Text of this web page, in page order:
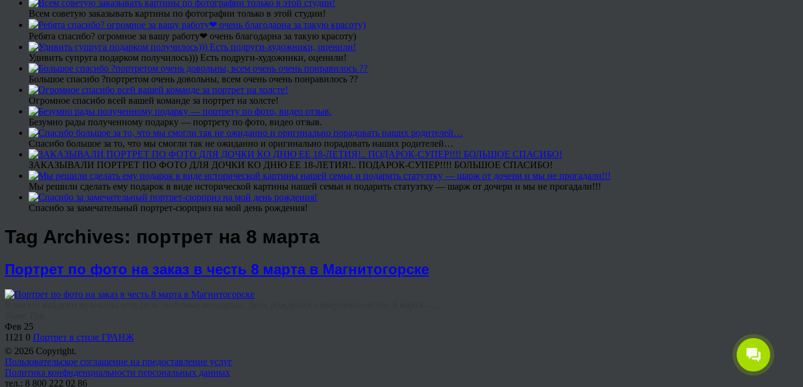
Всем советую заказывать картины по фотографии только в этой студии!
Ребята спасибо? огромное за вашу работу❤ очень благодарна за такую красоту)
Удивить супруга подарком получилось))) Есть подруги-художники, оценили!
Большое спасибо ?портретом очень довольны, всем очень очень понравилось ??
Огромное спасибо всей вашей команде за портрет на холсте!
Безумно рады полученному подарку — портрету по фото, видео отзыв.
Спасибо большое за то, что мы смогли так не ожиданно и оригинально порадовать наших родителей…
ЗАКАЗЫВАЛИ ПОРТРЕТ ПО ФОТО ДЛЯ ДОЧКИ КО ДНЮ ЕЕ 18-ЛЕТИЯ!.. ПОДАРОК-СУПЕР!!!! БОЛЬШОЕ СПАСИБО!
Мы решили сделать ему подарок в виде исторической картины нашей семьи и подарить статуэтку — шарж от дочери и мы не прогадали!!!
Спасибо за замечательный портрет-сюрприз на мой день рождения!
Tag Archives: портрет на 8 марта
Портрет по фото на заказ в честь 8 марта в Магнитогорске
Фев 25
1121 0 Портрет в стиле ГРАНЖ
© 2026 Copyright.
Пользовательское соглашение на предоставление услуг
Политика конфиденциальности персональных данных
тел.: 8 800 222 02 86